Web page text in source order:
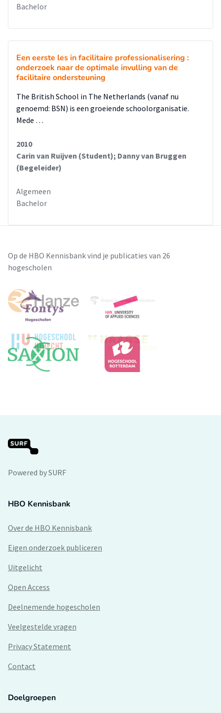
Bachelor
Een eerste les in facilitaire professionalisering :
onderzoek naar de optimale invulling van de
facilitaire ondersteuning
The British School in The Netherlands (vanaf nu
genoemd: BSN) is een groeiende schoolorganisatie.
Mede …
2010
Carin van Ruijven (Student); Danny van Bruggen
(Begeleider)
Algemeen
Bachelor
Op de HBO Kennisbank vind je publicaties van 26
hogescholen
Powered by SURF
HBO Kennisbank
Over de HBO Kennisbank
Eigen onderzoek publiceren
Uitgelicht
Open Access
Deelnemende hogescholen
Veelgestelde vragen
Privacy Statement
Contact
Doelgroepen